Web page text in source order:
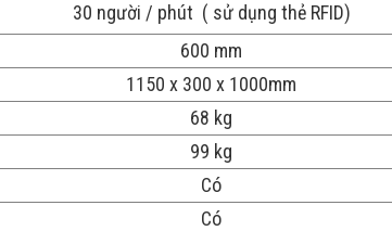
30 người / phút ( sử dụng thẻ RFID)
600 mm
1150 x 300 x 1000mm
68 kg
99 kg
Có
Có